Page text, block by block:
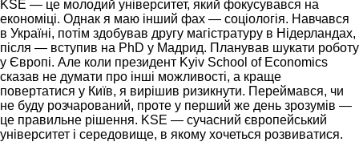
KSE — це молодий університет, який фокусувався на
економіці. Однак я маю інший фах — соціологія. Навчався
в Україні, потім здобував другу магістратуру в Нідерландах,
після — вступив на PhD у Мадрид. Планував шукати роботу
у Європі. Але коли президент Kyiv School of Economics
сказав не думати про інші можливості, а краще
повертатися у Київ, я вирішив ризикнути. Переймався, чи
не буду розчарований, проте у перший же день зрозумів —
це правильне рішення. KSE — сучасний європейський
університет і середовище, в якому хочеться розвиватися.